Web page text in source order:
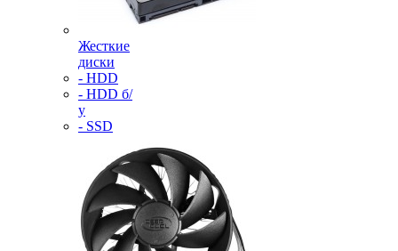
Жесткие
диски
- HDD
- HDD б/
у
- SSD